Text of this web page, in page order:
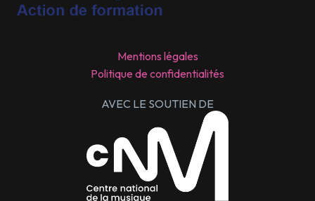
Mentions légales
Politique de confidentialités
AVEC LE SOUTIEN DE